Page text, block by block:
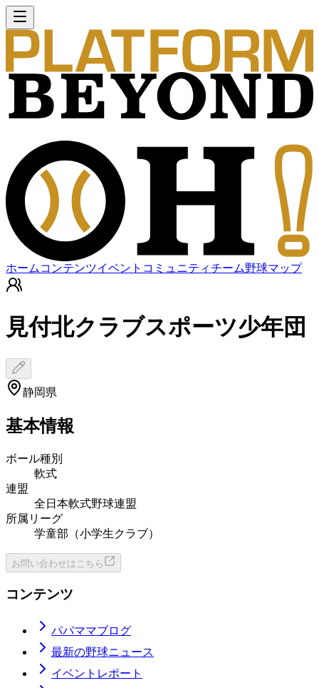
ホーム コンテンツイベント コミュニティチーム野球マップ
見付北クラブスポーツ少年団
静岡県
基本情報
ボール種別
軟式
連盟
全日本軟式野球連盟
所属リーグ
学童部（小学生クラブ）
お問い合わせはこちら
コンテンツ
パパママブログ
最新の野球ニュース
イベントレポート